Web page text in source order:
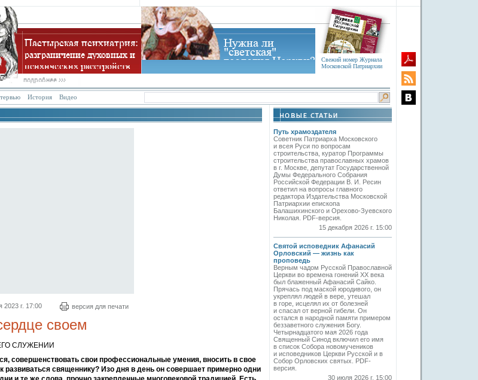
Свежий номер Журнала
Московской Патриархии
История Видео
г. 17:00 версия для печати
своем
СЛУЖЕНИИ
совершенствовать свои профессиональные умения, вносить в свое
развиваться священнику? Изо дня в день он совершает примерно одни
Путь храмоздателя
Советник Патриарха Московского
и всея Руси по вопросам
строительства, куратор Программы
строительства православных храмов
в г. Москве, депутат Государственной
Думы Федерального Собрания
Российской Федерации В. И. Ресин
ответил на вопросы главного
редактора Издательства Московской
Патриархии епископа
Балашихинского и Орехово-Зуевского
Николая. PDF-версия.
15 декабря 2026 г. 15:00
Святой исповедник Афанасий
Орловский — жизнь как
проповедь
Верным чадом Русской Православной
Церкви во времена гонений XX века
был блаженный Афанасий Сайко.
Прячась под маской юродивого, он
укреплял людей в вере, утешал
в горе, исцелял их от болезней
и спасал от верной гибели. Он
остался в народной памяти примером
беззаветного служения Богу.
Четырнадцатого мая 2026 года
Священный Синод включил его имя
в список Собора новомучеников
и исповедников Церкви Русской и в
Собор Орловских святых. PDF-
версия.
30 июля 2026 г. 15:00